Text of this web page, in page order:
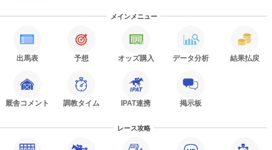
メインメニュー
出馬表 予想 オッズ購入 データ分析 結果払戻
厩舎コメント 調教タイム IPAT連携 掲示板
レース攻略